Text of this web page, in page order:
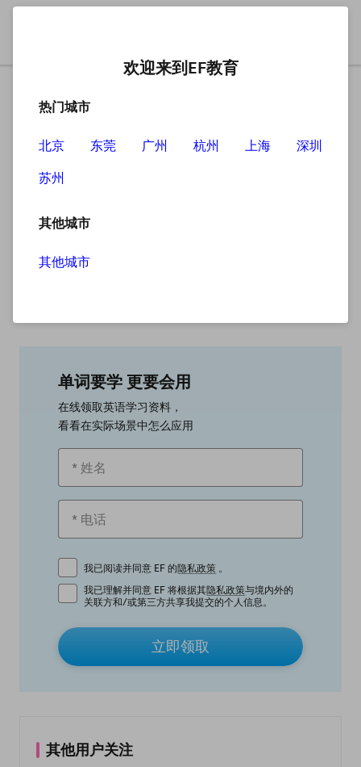
单词要学 更要会用
在线领取英语学习资料，
看看在实际场景中怎么应用
我已阅读并同意 EF 的隐私政策 。
我已理解并同意 EF 将根据其隐私政策与境内外的
关联方和/或第三方共享我提交的个人信息。
立即领取
其他用户关注
欢迎来到EF教育
热门城市
北京 东莞 广州 杭州 上海
深圳
苏州
其他城市
其他城市